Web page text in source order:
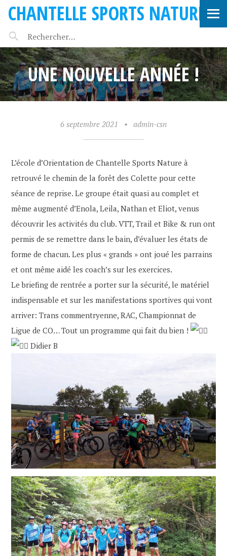
CHANTELLE SPORTS NATURE
UNE NOUVELLE ANNÉE !
6 septembre 2021 • admin-csn
L’école d’Orientation de Chantelle Sports Nature à
retrouvé le chemin de la forêt des Colette pour cette
séance de reprise. Le groupe était quasi au complet et
même augmenté d’Enola, Leila, Nathan et Eliot, venus
découvrir les activités du club. VTT, Trail et Bike & run ont
permis de se remettre dans le bain, d’évaluer les états de
forme de chacun. Les plus « grands » ont joué les parrains
et ont même aidé les coach’s sur les exercices.
Le briefing de rentrée a porter sur la sécurité, le matériel
indispensable et sur les manifestations sportives qui vont
arriver: Trans commentryenne, RAC, Championnat de
Ligue de CO… Tout un programme qui fait du bien !
Didier B